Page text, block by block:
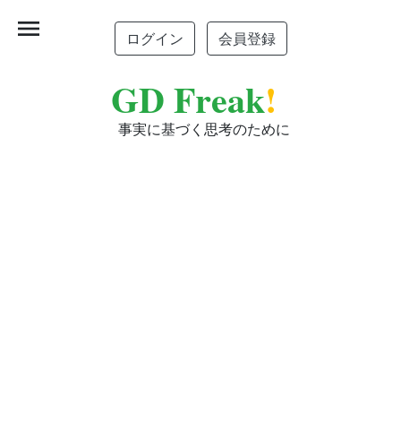
ログイン 会員登録
GD Freak!
事実に基づく思考のために
menu